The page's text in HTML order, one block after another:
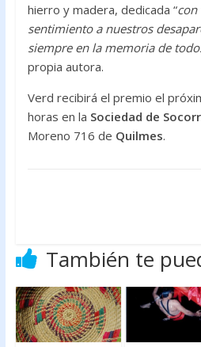
hierro y madera, dedicada “con
sentimiento a nuestros
siempre en la memoria de
propia autora.
Verd recibirá el premio el
horas en la Sociedad de
Moreno 716 de Quilmes.
También te